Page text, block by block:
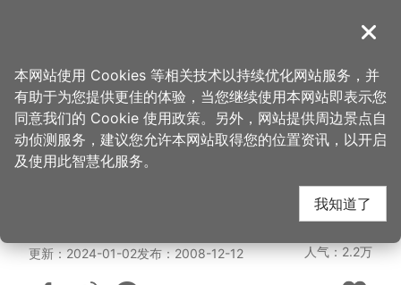
導覽
首页 > 想去的地方 > 住宿 > 旅馆与民宿
桃园智选假日饭店(3
星)
更新：2024-01-02发布：2008-12-12 人气：2.2万
关闭
本网站使用 Cookies 等相关技术以持续优化网站服务，并
有助于为您提供更佳的体验，当您继续使用本网站即表示您
同意我们的 Cookie 使用政策。另外，网站提供周边景点自
动侦测服务，建议您允许本网站取得您的位置资讯，以开启
及使用此智慧化服务。
我知道了